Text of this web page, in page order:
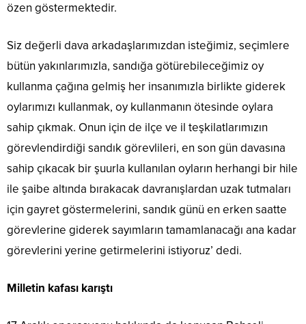
özen göstermektedir.
Siz değerli dava arkadaşlarımızdan isteğimiz, seçimlere
bütün yakınlarımızla, sandığa götürebileceğimiz oy
kullanma çağına gelmiş her insanımızla birlikte giderek
oylarımızı kullanmak, oy kullanmanın ötesinde oylara
sahip çıkmak. Onun için de ilçe ve il teşkilatlarımızın
görevlendirdiği sandık görevlileri, en son gün davasına
sahip çıkacak bir şuurla kullanılan oyların herhangi bir hile
ile şaibe altında bırakacak davranışlardan uzak tutmaları
için gayret göstermelerini, sandık günü en erken saatte
görevlerine giderek sayımların tamamlanacağı ana kadar
görevlerini yerine getirmelerini istiyoruz’ dedi.
Milletin kafası karıştı